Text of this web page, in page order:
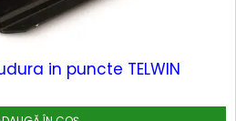
in puncte TELWIN